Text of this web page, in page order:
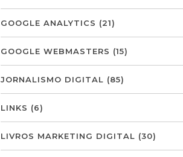
GOOGLE ANALYTICS (21)
GOOGLE WEBMASTERS (15)
JORNALISMO DIGITAL (85)
LINKS (6)
LIVROS MARKETING DIGITAL (30)